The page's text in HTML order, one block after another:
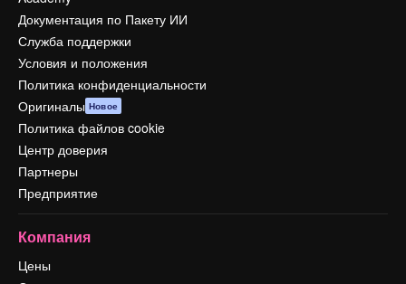
Документация по Пакету ИИ
Служба поддержки
Условия и положения
Политика конфиденциальности
Оригиналы Новое
Политика файлов cookie
Центр доверия
Партнеры
Предприятие
Компания
Цены